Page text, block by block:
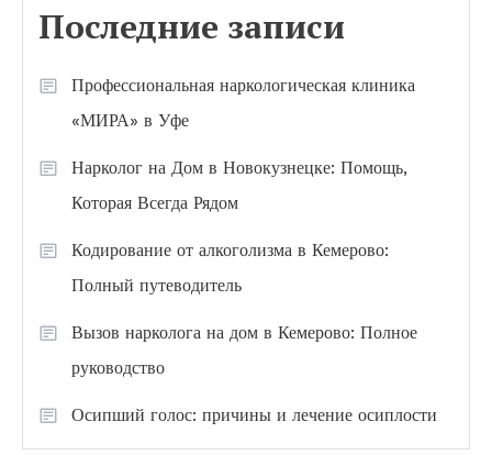
Последние записи
Профессиональная наркологическая клиника
«МИРА» в Уфе
Нарколог на Дом в Новокузнецке: Помощь,
Которая Всегда Рядом
Кодирование от алкоголизма в Кемерово:
Полный путеводитель
Вызов нарколога на дом в Кемерово: Полное
руководство
Осипший голос: причины и лечение осиплости